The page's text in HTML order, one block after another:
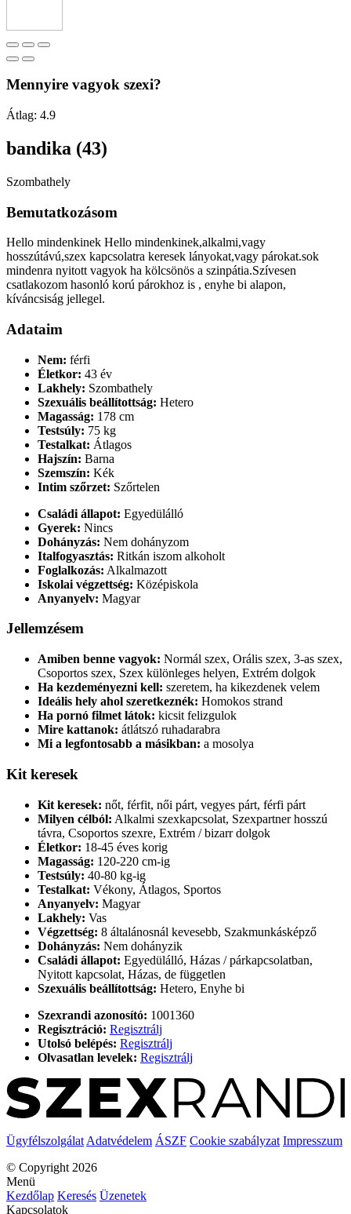
Mennyire vagyok szexi?
Átlag: 4.9
bandika (43)
Szombathely
Bemutatkozásom
Hello mindenkinek Hello mindenkinek,alkalmi,vagy
hosszútávú,szex kapcsolatra keresek lányokat,vagy párokat.sok
mindenra nyitott vagyok ha kölcsönös a szinpátia.Szívesen
csatlakozom hasonló korú párokhoz is , enyhe bi alapon,
kíváncsiság jellegel.
Adataim
Nem: férfi
Életkor: 43 év
Lakhely: Szombathely
Szexuális beállítottság: Hetero
Magasság: 178 cm
Testsúly: 75 kg
Testalkat: Átlagos
Hajszín: Barna
Szemszín: Kék
Intim szőrzet: Szőrtelen
Családi állapot: Egyedülálló
Gyerek: Nincs
Dohányzás: Nem dohányzom
Italfogyasztás: Ritkán iszom alkoholt
Foglalkozás: Alkalmazott
Iskolai végzettség: Középiskola
Anyanyelv: Magyar
Jellemzésem
Amiben benne vagyok: Normál szex, Orális szex, 3-as szex,
Csoportos szex, Szex különleges helyen, Extrém dolgok
Ha kezdeményezni kell: szeretem, ha kikezdenek velem
Ideális hely ahol szeretkeznék: Homokos strand
Ha pornó filmet látok: kicsit felizgulok
Mire kattanok: átlátszó ruhadarabra
Mi a legfontosabb a másikban: a mosolya
Kit keresek
Kit keresek: nőt, férfit, női párt, vegyes párt, férfi párt
Milyen célból: Alkalmi szexkapcsolat, Szexpartner hosszú
távra, Csoportos szexre, Extrém / bizarr dolgok
Életkor: 18-45 éves korig
Magasság: 120-220 cm-ig
Testsúly: 40-80 kg-ig
Testalkat: Vékony, Átlagos, Sportos
Anyanyelv: Magyar
Lakhely: Vas
Végzettség: 8 általánosnál kevesebb, Szakmunkásképző
Dohányzás: Nem dohányzik
Családi állapot: Egyedülálló, Házas / párkapcsolatban,
Nyitott kapcsolat, Házas, de független
Szexuális beállítottság: Hetero, Enyhe bi
Szexrandi azonosító: 1001360
Regisztráció: Regisztrálj
Utolsó belépés: Regisztrálj
Olvasatlan levelek: Regisztrálj
Ügyfélszolgálat Adatvédelem ÁSZF Cookie szabályzat Impresszum
© Copyright 2026
Menü
Kezdőlap Keresés Üzenetek
Kapcsolatok